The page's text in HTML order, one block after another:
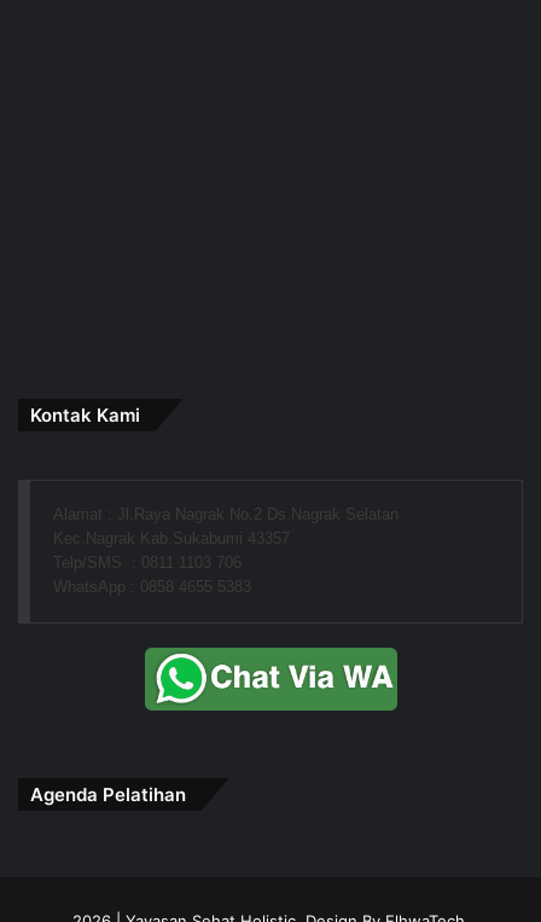
Kontak Kami
Alamat : Jl.Raya Nagrak No.2 Ds.Nagrak Selatan
Kec.Nagrak Kab.Sukabumi 43357
Telp/SMS  : 0811 1103 706
WhatsApp : 0858 4655 5383
Agenda Pelatihan